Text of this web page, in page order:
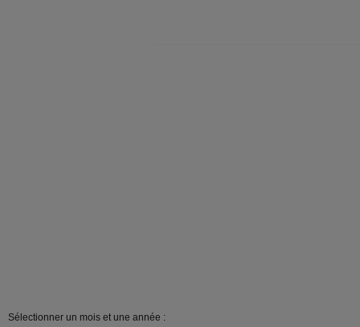
Sélectionner un mois et une année :